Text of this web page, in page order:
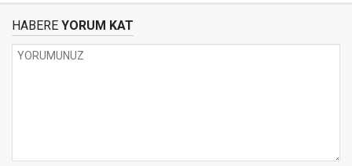
HABERE YORUM KAT